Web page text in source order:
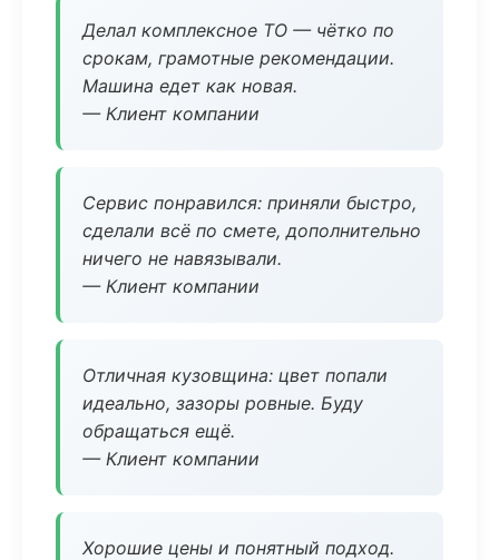
Делал комплексное ТО — чётко по
срокам, грамотные рекомендации.
Машина едет как новая.
— Клиент компании
Сервис понравился: приняли быстро,
сделали всё по смете, дополнительно
ничего не навязывали.
— Клиент компании
Отличная кузовщина: цвет попали
идеально, зазоры ровные. Буду
обращаться ещё.
— Клиент компании
Хорошие цены и понятный подход.